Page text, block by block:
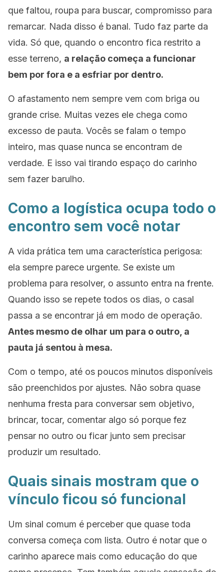
que faltou, roupa para buscar, compromisso para
remarcar. Nada disso é banal. Tudo faz parte da
vida. Só que, quando o encontro fica restrito a
esse terreno, a relação começa a funcionar
bem por fora e a esfriar por dentro.
O afastamento nem sempre vem com briga ou
grande crise. Muitas vezes ele chega como
excesso de pauta. Vocês se falam o tempo
inteiro, mas quase nunca se encontram de
verdade. E isso vai tirando espaço do carinho
sem fazer barulho.
Como a logística ocupa todo o
encontro sem você notar
A vida prática tem uma característica perigosa:
ela sempre parece urgente. Se existe um
problema para resolver, o assunto entra na frente.
Quando isso se repete todos os dias, o casal
passa a se encontrar já em modo de operação.
Antes mesmo de olhar um para o outro, a
pauta já sentou à mesa.
Com o tempo, até os poucos minutos disponíveis
são preenchidos por ajustes. Não sobra quase
nenhuma fresta para conversar sem objetivo,
brincar, tocar, comentar algo só porque fez
pensar no outro ou ficar junto sem precisar
produzir um resultado.
Quais sinais mostram que o
vínculo ficou só funcional
Um sinal comum é perceber que quase toda
conversa começa com lista. Outro é notar que o
carinho aparece mais como educação do que